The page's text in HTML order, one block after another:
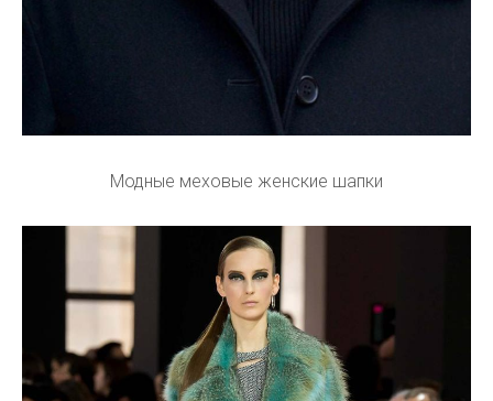
Модные меховые женские шапки